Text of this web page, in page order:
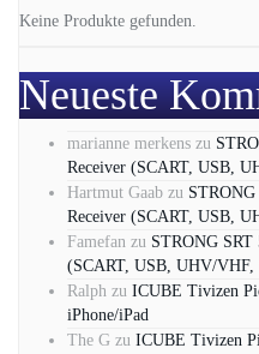
Keine Produkte gefunden.
Neueste
marianne merkens zu
Receiver (SCART, USB,
Hartmut Gaab zu
Receiver (SCART, USB,
Famefan zu STRONG SRT
(SCART, USB, UHV/VHF,
Ralph zu ICUBE Tivizen
iPhone/iPad
The G zu ICUBE Tivizen